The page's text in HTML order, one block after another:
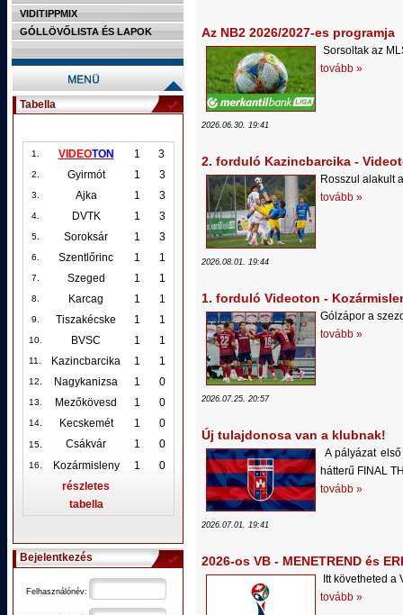
VIDITIPPMIX
GÓLLÖVŐLISTA ÉS LAPOK
Tabella
1. VIDEOTON 1 3
2. Gyirmót 1 3
3. Ajka 1 3
4. DVTK 1 3
5. Soroksár 1 3
6. Szentlőrinc 1 1
7. Szeged 1 1
8. Karcag 1 1
9. Tiszakécske 1 1
10. BVSC 1 1
11. Kazincbarcika 1 1
12. Nagykanizsa 1 0
13. Mezőkövesd 1 0
14. Kecskemét 1 0
15. Csákvár 1 0
16. Kozármisleny 1
0
részletes
tabella
Bejelentkezés
Felhasználónév:
Az NB2 2026/2027-es programja
Sorsoltak az
tovább »
2026.06.30. 19:41
2. forduló Kazincbarcika -
Rosszul alakult
tovább »
2026.08.01. 19:44
1. forduló Videoton -
Gólzápor a
tovább »
2026.07.25. 20:57
Új tulajdonosa van a klubnak!
A pályázat
hátterű FINAL
tovább »
2026.07.01. 19:41
2026-os VB - MENETREND és
Itt követheted
tovább »